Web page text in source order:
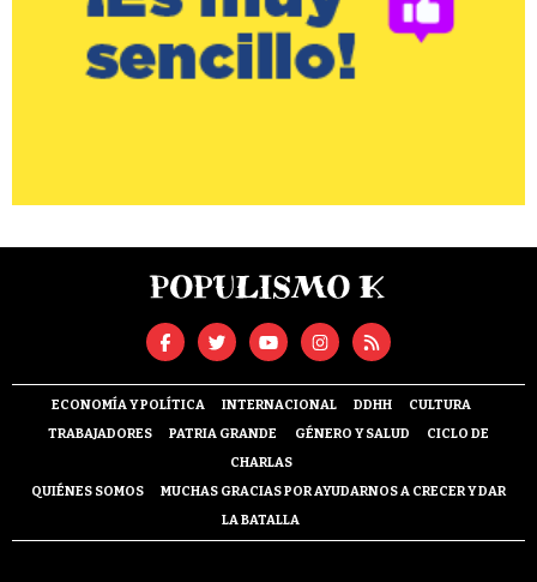
ECONOMÍA Y POLÍTICA INTERNACIONAL DDHH
CULTURA
TRABAJADORES
PATRIA GRANDE GÉNERO Y SALUD
CICLO DE
CHARLAS
QUIÉNES SOMOS
MUCHAS GRACIAS POR AYUDARNOS A CRECER Y DAR
LA BATALLA